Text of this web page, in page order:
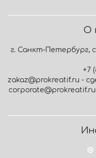
О
г. Санкт-Петербург,
+7
zakaz@prokreatif.ru -